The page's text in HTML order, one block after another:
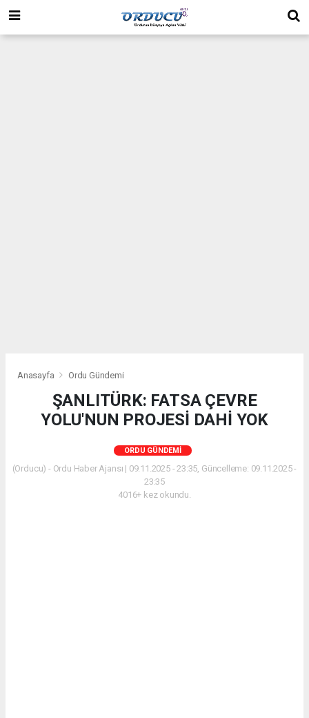
Anasayfa Ordu Gündemi
ŞANLITÜRK: FATSA ÇEVRE
YOLU'NUN PROJESİ DAHİ YOK
ORDU GÜNDEMI
(Orducu) - Ordu Haber Ajansı | 09.11.2025 - 23:35, Güncelleme: 09.11.2025 -
23:35
4016+ kez okundu.